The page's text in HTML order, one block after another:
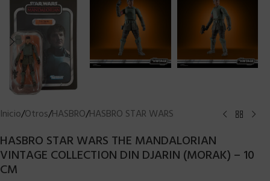
Inicio/Otros/HASBRO/HASBRO STAR WARS
HASBRO STAR WARS THE MANDALORIAN
VINTAGE COLLECTION DIN DJARIN (MORAK) – 10
CM